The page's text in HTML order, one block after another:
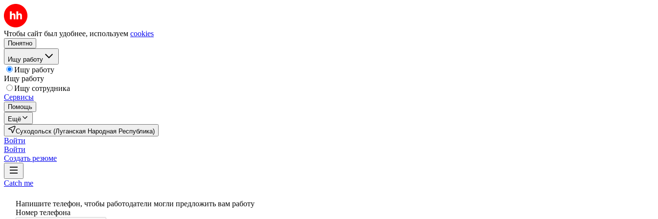
Чтобы сайт был удобнее, используем cookies
Понятно
Ищу работу
Ищу работу
Ищу работу
Ищу сотрудника
Сервисы
Помощь
Ещё
Суходольск (Луганская Народная Республика)
Войти
Войти
Создать резюме
Catch me
Напишите телефон, чтобы работодатели могли предложить вам работу
Номер телефона